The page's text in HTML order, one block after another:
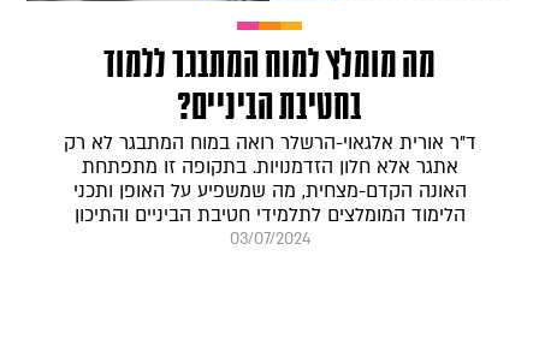
מה מומלץ למוח המתבגר ללמוד
בחטיבת הביניים?
ד"ר אורית אלגאוי-הרשלר רואה במוח המתבגר לא רק
אתגר אלא חלון הזדמנויות. בתקופה זו מתפתחת
האונה הקדם-מצחית, מה שמשפיע על האופן ותכני
הלימוד המומלצים לתלמידי חטיבת הביניים והתיכון
03/07/2024